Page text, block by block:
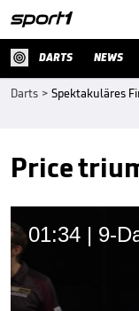
DARTS NEWS
Darts > Spektakuläres
Price